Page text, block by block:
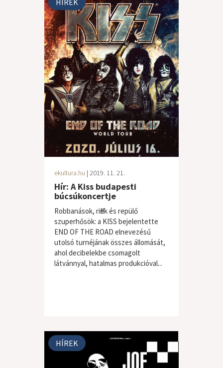
HÍREK
ekultura.hu | 2019. 11. 21.
Hír: A Kiss budapesti
búcsúkoncertje
Robbanások, riffek és repülő
szuperhősök: a KISS bejelentette
END OF THE ROAD elnevezésű
utolsó turnéjának összes állomását,
ahol decibelekbe csomagolt
látvánnyal, hatalmas produkcióval...
HÍREK